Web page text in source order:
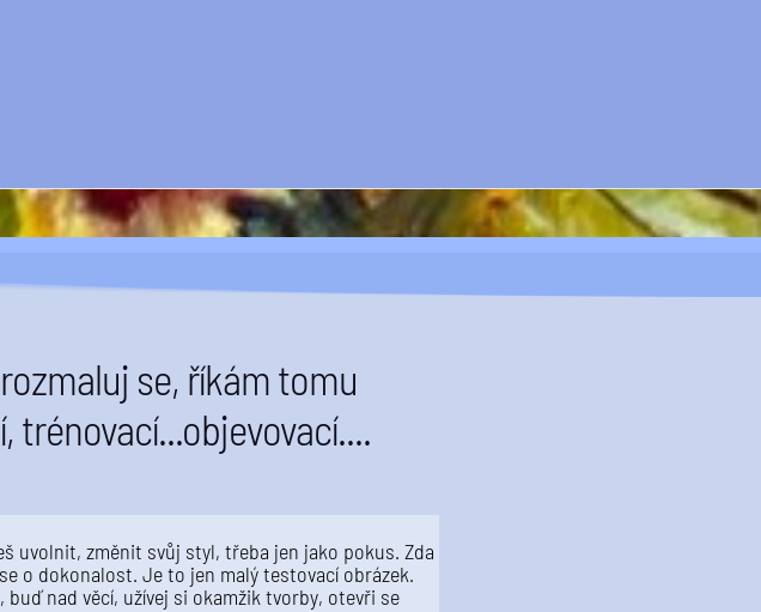
se, říkám tomu
trénovací...objevovací....
uvolnit, změnit svůj styl, třeba jen jako pokus. Zda
o dokonalost. Je to jen malý testovací obrázek.
nad věcí, užívej si okamžik tvorby, otevři se